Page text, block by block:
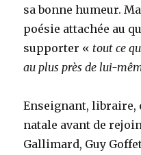
sa bonne humeur.
poésie attachée au
supporter « tout ce
au plus près de lui-
Enseignant, libraire,
natale avant de
Gallimard, Guy